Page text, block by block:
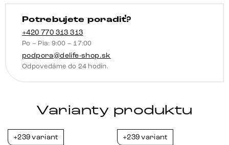
široká
nerezová
oceľ
otočný
o
360°
hojdacia
vrecková
Potrebujete poradiť?
+420 770 313 313
Po – Pia: 9:00 – 17:00
podpora@delife-shop.sk
Odpovedáme do 24 hodín.
Varianty produktu
+239 variant +239 variant